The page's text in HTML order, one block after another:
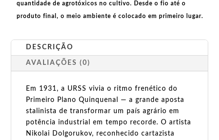
quantidade de agrotóxicos no cultivo. Desde o fio até o
produto final, o meio ambiente é colocado em primeiro lugar.
DESCRIÇÃO
AVALIAÇÕES (0)
Em 1931, a URSS vivia o ritmo frenético do
Primeiro Plano Quinquenal — a grande aposta
stalinista de transformar um país agrário em
potência industrial em tempo recorde. O artista
Nikolai Dolgorukov, reconhecido cartazista